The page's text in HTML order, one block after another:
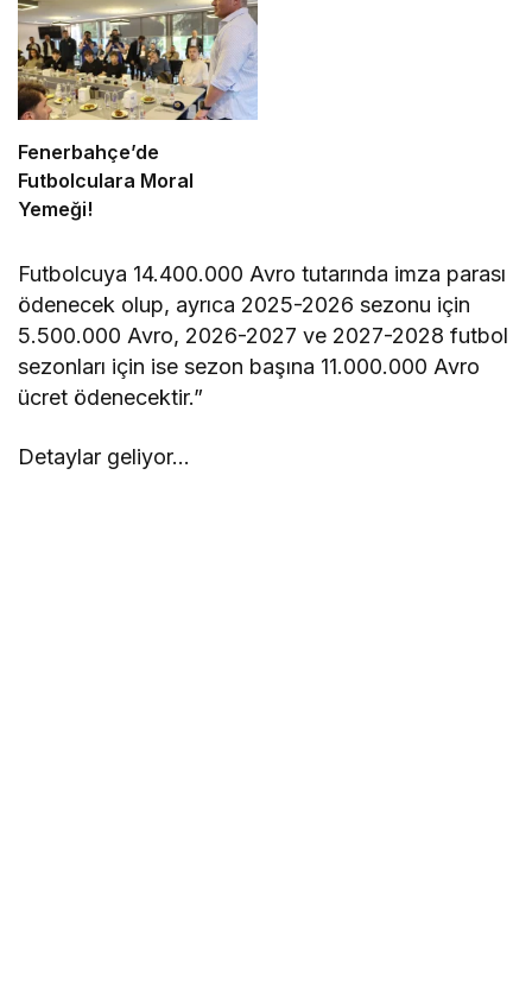
Fenerbahçe’de
Futbolculara Moral
Yemeği!
Futbolcuya 14.400.000 Avro tutarında imza parası
ödenecek olup, ayrıca 2025-2026 sezonu için
5.500.000 Avro, 2026-2027 ve 2027-2028 futbol
sezonları için ise sezon başına 11.000.000 Avro
ücret ödenecektir.”
Detaylar geliyor…